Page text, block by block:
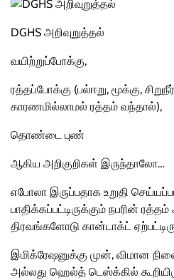
DGHS அறிவுறுத்தல்
வயிற்றுப்போக்கு,
ரத்தப்போக்கு (பல்ஈறு, மூக்கு,
காரணமில்லாமல் ரத்தம் வந்தால்),
தொண்டை புண்
ஆகிய அறிகுறிகள் இருந்தாலோ…
எபோலா இருப்பதாக உறுதி
பாதிக்கப்பட்டிருக்கும் நபரின்
திரவங்களோடு கான்டாக்ட்
இமிக்ரேஷனுக்கு முன், விமான
அல்லது ஹெல்த் டெஸ்க்கில்